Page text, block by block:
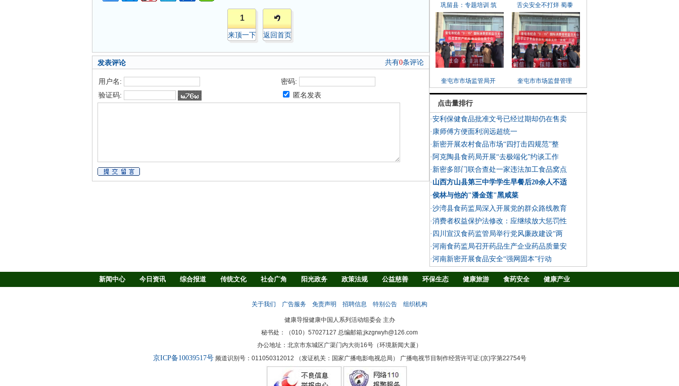
1
来顶一下 返回首页
发表评论 共有0条评论
用户名:
密码:
验证码:
匿名发表
巩留县：专题培训 筑 舌尖安全不打烊 蜀黍
奎屯市市场监管局开 奎屯市市场监督管理
点击量排行
·安利保健食品批准文号已经过期却仍在售卖
·康师傅方便面利润远超统一
·新密开展农村食品市场“四打击四规范”整
·阿克陶县食药局开展“去极端化”约谈工作
·新密多部门联合查处一家违法加工食品窝点
· 山西方山县第三中学学生早餐后20余人不适
·侯林与他的"潘金莲"黑咸菜
·沙湾县食药监局深入开展党的群众路线教育
·消费者权益保护法修改：应继续放大惩罚性
·四川宣汉食药监管局举行党风廉政建设“两
·河南食药监局召开药品生产企业药品质量安
·河南新密开展食品安全“强网固本”行动
新闻中心 今日资讯 综合报道 传统文化 社会广角 阳光政务 政策法规 公益慈善 环保生态 健康旅游 食药安全
健康产业
关于我们 广告服务 免责声明 招聘信息 特别公告 组织机构
健康导报健康中国人系列活动组委会 主办
秘书处：（010）57027127 总编邮箱;jkzgrwyh@126.com
办公地址：北京市东城区广渠门内大街16号（环境新闻大厦）
京ICP备10039517号频道识别号：011050312012 （发证机关：国家广播电影电视总局） 广播电视节目制作经营许可证:(京)字第22754号